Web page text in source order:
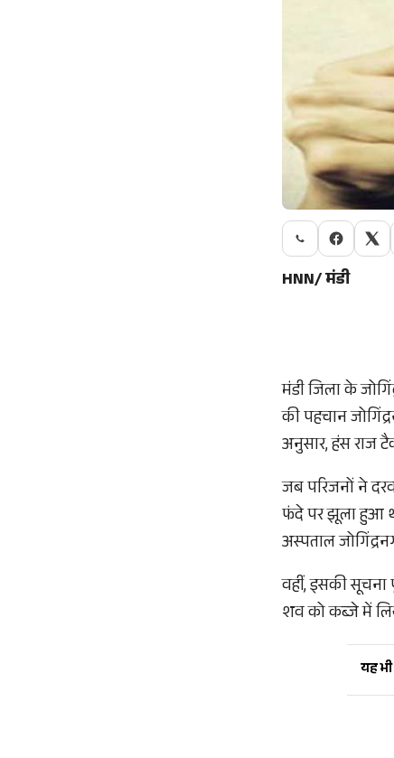
HNN/ मंडी
मंडी जिला के
की पहचान
अनुसार, हंस राज
जब परिजनों ने
फंदे पर झूला हुआ
अस्पताल
वहीं, इसकी
शव को कब्जे में
यह